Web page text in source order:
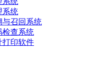
系统
与召回系统
检查系统
打印软件